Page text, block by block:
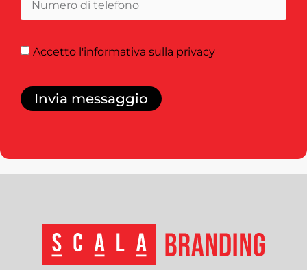
Accetto l'informativa sulla privacy
Invia messaggio